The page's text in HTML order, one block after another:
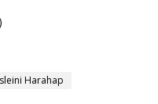
Harahap